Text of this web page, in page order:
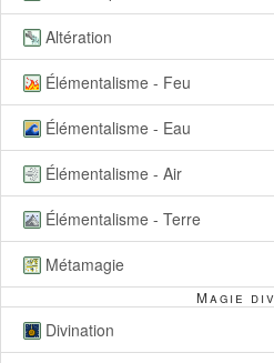
Altération
Élémentalisme - Feu
Élémentalisme - Eau
Élémentalisme - Air
Élémentalisme - Terre
Métamagie
Magie
Divination